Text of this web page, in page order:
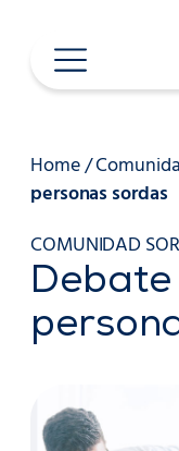
contenido
Home/
personas sordas
COMUNIDAD
Debate